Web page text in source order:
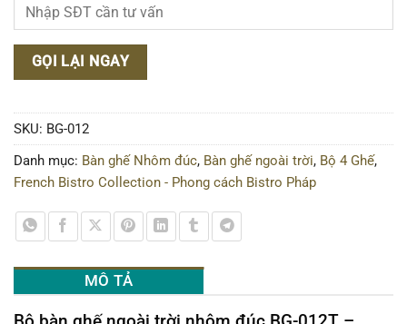
SKU: BG-012
Danh mục: Bàn ghế Nhôm đúc, Bàn ghế ngoài trời, Bộ 4 Ghế,
French Bistro Collection - Phong cách Bistro Pháp
MÔ TẢ